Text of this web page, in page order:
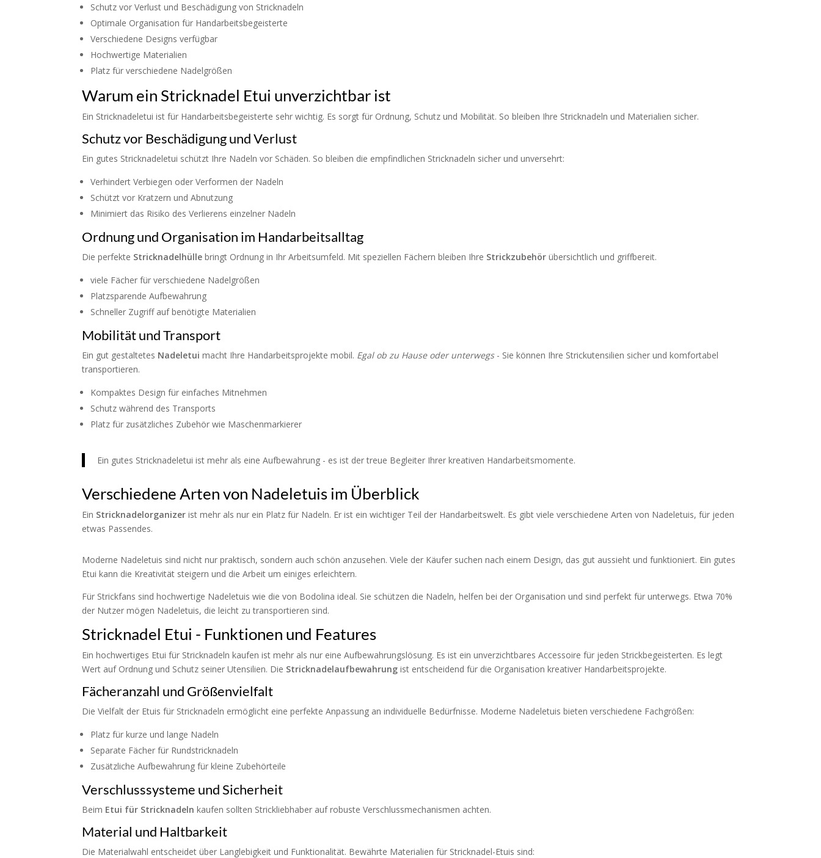
Schutz vor Verlust und Beschädigung von Stricknadeln
Optimale Organisation für Handarbeitsbegeisterte
Verschiedene Designs verfügbar
Hochwertige Materialien
Platz für verschiedene Nadelgrößen
Warum ein Stricknadel Etui unverzichtbar ist
Ein Stricknadeletui ist für Handarbeitsbegeisterte sehr wichtig. Es sorgt für Ordnung, Schutz und Mobilität. So bleiben Ihre Stricknadeln und Materialien sicher.
Schutz vor Beschädigung und Verlust
Ein gutes Stricknadeletui schützt Ihre Nadeln vor Schäden. So bleiben die empfindlichen Stricknadeln sicher und unversehrt:
Verhindert Verbiegen oder Verformen der Nadeln
Schützt vor Kratzern und Abnutzung
Minimiert das Risiko des Verlierens einzelner Nadeln
Ordnung und Organisation im Handarbeitsalltag
Die perfekte Stricknadelhülle bringt Ordnung in Ihr Arbeitsumfeld. Mit speziellen Fächern bleiben Ihre Strickzubehör übersichtlich und griffbereit.
viele Fächer für verschiedene Nadelgrößen
Platzsparende Aufbewahrung
Schneller Zugriff auf benötigte Materialien
Mobilität und Transport
Ein gut gestaltetes Nadeletui macht Ihre Handarbeitsprojekte mobil. Egal ob zu Hause oder unterwegs- Sie können Ihre Strickutensilien sicher und komfortabel
transportieren.
Kompaktes Design für einfaches Mitnehmen
Schutz während des Transports
Platz für zusätzliches Zubehör wie Maschenmarkierer
Ein gutes Stricknadeletui ist mehr als eine Aufbewahrung - es ist der treue Begleiter Ihrer kreativen Handarbeitsmomente.
Verschiedene Arten von Nadeletuis im Überblick
Ein Stricknadelorganizer ist mehr als nur ein Platz für Nadeln. Er ist ein wichtiger Teil der Handarbeitswelt. Es gibt viele verschiedene Arten von Nadeletuis, für jeden
etwas Passendes.
Moderne Nadeletuis sind nicht nur praktisch, sondern auch schön anzusehen. Viele der Käufer suchen nach einem Design, das gut aussieht und funktioniert. Ein gutes
Etui kann die Kreativität steigern und die Arbeit um einiges erleichtern.
Für Strickfans sind hochwertige Nadeletuis wie die von Bodolina ideal. Sie schützen die Nadeln, helfen bei der Organisation und sind perfekt für unterwegs. Etwa 70%
der Nutzer mögen Nadeletuis, die leicht zu transportieren sind.
Stricknadel Etui - Funktionen und Features
Ein hochwertiges Etui für Stricknadelnkaufenist mehr als nur eine Aufbewahrungslösung. Es ist ein unverzichtbares Accessoire für jeden Strickbegeisterten. Es legt
Wert auf Ordnung und Schutz seiner Utensilien. Die Stricknadelaufbewahrung ist entscheidend für die Organisation kreativer Handarbeitsprojekte.
Fächeranzahl und Größenvielfalt
Die Vielfalt der Etuis für Stricknadeln ermöglicht eine perfekte Anpassung an individuelle Bedürfnisse. Moderne Nadeletuis bieten verschiedene Fachgrößen:
Platz für kurze und lange Nadeln
Separate Fächer für Rundstricknadeln
Zusätzliche Aufbewahrung für kleine Zubehörteile
Verschlusssysteme und Sicherheit
Beim Etui für Stricknadeln kaufen sollten Strickliebhaber auf robuste Verschlussmechanismen achten.
Material und Haltbarkeit
Die Materialwahl entscheidet über Langlebigkeit und Funktionalität. Bewährte Materialien für Stricknadel-Etuis sind: